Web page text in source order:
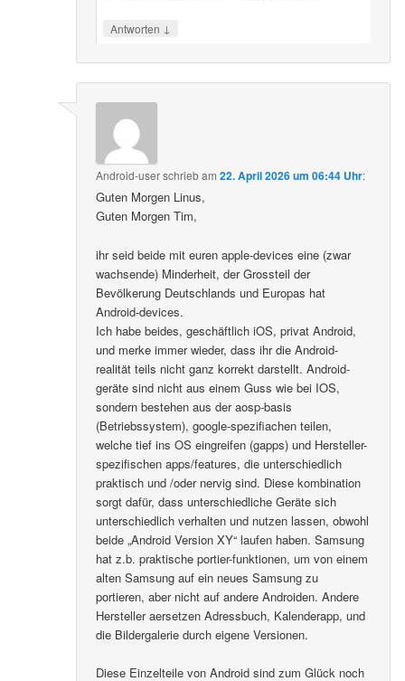
Antworten ↓
Android-userschriebam22. April 2026 um 06:44 Uhr:
Guten Morgen Linus,
Guten Morgen Tim,
ihr seid beide mit euren apple-devices eine (zwar
wachsende) Minderheit, der Grossteil der
Bevölkerung Deutschlands und Europas hat
Android-devices.
Ich habe beides, geschäftlich iOS, privat Android,
und merke immer wieder, dass ihr die Android-
realität teils nicht ganz korrekt darstellt. Android-
geräte sind nicht aus einem Guss wie bei IOS,
sondern bestehen aus der aosp-basis
(Betriebssystem), google-spezifiachen teilen,
welche tief ins OS eingreifen (gapps) und Hersteller-
spezifischen apps/features, die unterschiedlich
praktisch und /oder nervig sind. Diese kombination
sorgt dafür, dass unterschiedliche Geräte sich
unterschiedlich verhalten und nutzen lassen, obwohl
beide „Android Version XY“ laufen haben. Samsung
hat z.b. praktische portier-funktionen, um von einem
alten Samsung auf ein neues Samsung zu
portieren, aber nicht auf andere Androiden. Andere
Hersteller aersetzen Adressbuch, Kalenderapp, und
die Bildergalerie durch eigene Versionen.
Diese Einzelteile von Android sind zum Glück noch